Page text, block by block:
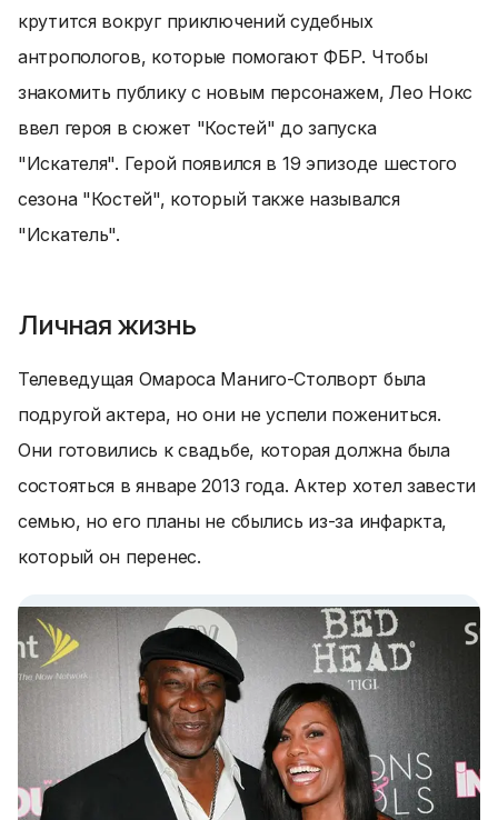
крутится вокруг приключений судебных
антропологов, которые помогают ФБР. Чтобы
знакомить публику с новым персонажем, Лео Нокс
ввел героя в сюжет "Костей" до запуска
"Искателя". Герой появился в 19 эпизоде шестого
сезона "Костей", который также назывался
"Искатель".
Личная жизнь
Телеведущая Омароса Маниго-Столворт была
подругой актера, но они не успели пожениться.
Они готовились к свадьбе, которая должна была
состояться в январе 2013 года. Актер хотел завести
семью, но его планы не сбылись из-за инфаркта,
который он перенес.